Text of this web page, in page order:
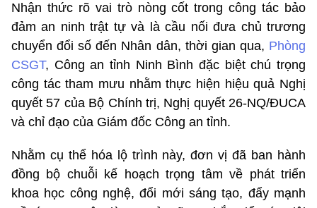
Nhận thức rõ vai trò nòng cốt trong công tác bảo
đảm an ninh trật tự và là cầu nối đưa chủ trương
chuyển đổi số đến Nhân dân, thời gian qua, Phòng
CSGT, Công an tỉnh Ninh Bình đặc biệt chú trọng
công tác tham mưu nhằm thực hiện hiệu quả Nghị
quyết 57 của Bộ Chính trị, Nghị quyết 26-NQ/ĐUCA
và chỉ đạo của Giám đốc Công an tỉnh.
Nhằm cụ thể hóa lộ trình này, đơn vị đã ban hành
đồng bộ chuỗi kế hoạch trọng tâm về phát triển
khoa học công nghệ, đổi mới sáng tạo, đẩy mạnh